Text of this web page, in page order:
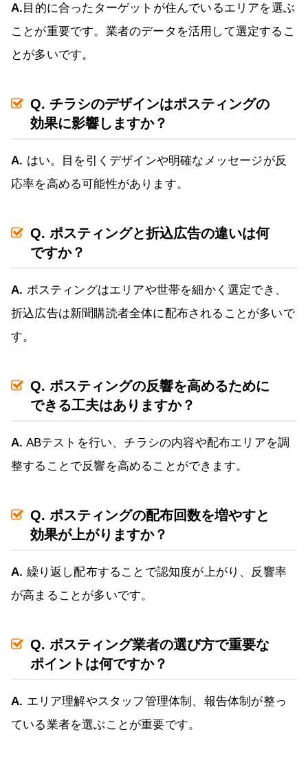
A.目的に合ったターゲットが住んでいるエリアを選ぶ
ことが重要です。業者のデータを活用して選定するこ
とが多いです。
Q. チラシのデザインはポスティングの
効果に影響しますか？
A. はい。目を引くデザインや明確なメッセージが反
応率を高める可能性があります。
Q. ポスティングと折込広告の違いは何
ですか？
A. ポスティングはエリアや世帯を細かく選定でき、
折込広告は新聞購読者全体に配布されることが多いで
す。
Q. ポスティングの反響を高めるために
できる工夫はありますか？
A. ABテストを行い、チラシの内容や配布エリアを調
整することで反響を高めることができます。
Q. ポスティングの配布回数を増やすと
効果が上がりますか？
A. 繰り返し配布することで認知度が上がり、反響率
が高まることが多いです。
Q. ポスティング業者の選び方で重要な
ポイントは何ですか？
A. エリア理解やスタッフ管理体制、報告体制が整っ
ている業者を選ぶことが重要です。